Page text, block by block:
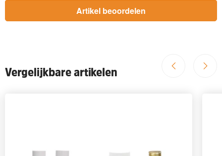
Vergelijkbare artikelen